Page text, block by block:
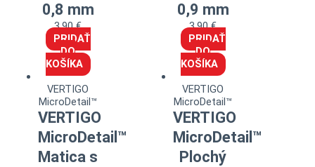
0,8 mm
3,90€
PRIDAŤ
DO
KOŠÍKA
0,9 mm
3,90€
PRIDAŤ
DO
KOŠÍKA
VERTIGO
MicroDetail™
VERTIGO
MicroDetail™
Matica s
VERTIGO
MicroDetail™
VERTIGO
MicroDetail™
Plochý